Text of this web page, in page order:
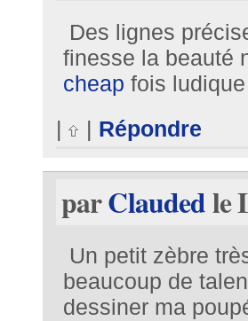
Des lignes
finesse la beauté
cheap fois
|
| Répondre
parClaudedle
Un petit zèbre
beaucoup de
dessiner ma